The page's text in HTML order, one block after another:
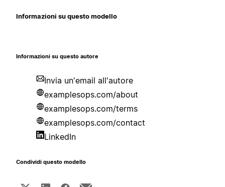
Informazioni su questo modello
Informazioni su questo autore
Invia un'email all'autore
examplesops.com/about
examplesops.com/terms
examplesops.com/contact
LinkedIn
Condividi questo modello